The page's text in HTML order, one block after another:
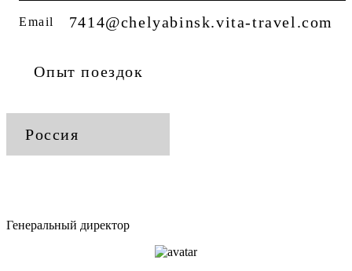
Email 7414@chelyabinsk.vita-travel.com
Опыт поездок
Россия
Генеральный директор